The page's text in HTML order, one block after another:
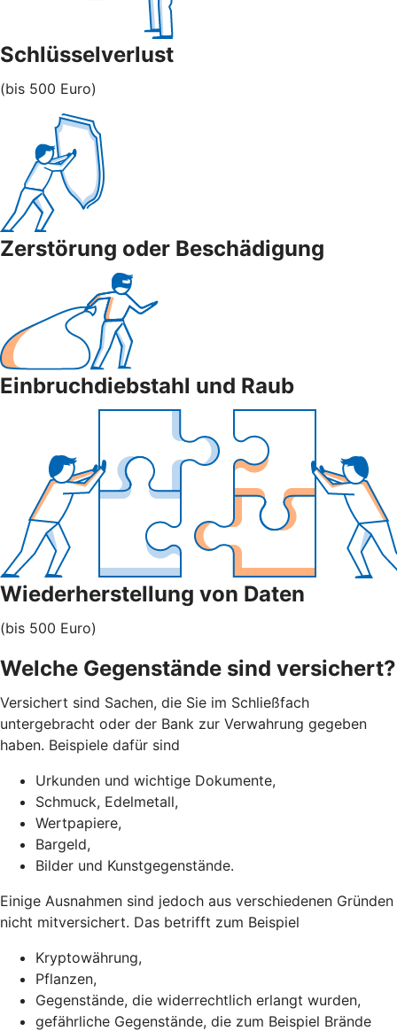
Schlüsselverlust
(bis 500 Euro)
Zerstörung oder Beschädigung
Einbruchdiebstahl und Raub
Wiederherstellung von Daten
(bis 500 Euro)
Welche Gegenstände sind versichert?
Versichert sind Sachen, die Sie im Schließfach
untergebracht oder der Bank zur Verwahrung gegeben
haben. Beispiele dafür sind
Urkunden und wichtige Dokumente,
Schmuck, Edelmetall,
Wertpapiere,
Bargeld,
Bilder und Kunstgegenstände.
Einige Ausnahmen sind jedoch aus verschiedenen Gründen
nicht mitversichert. Das betrifft zum Beispiel
Kryptowährung,
Pflanzen,
Gegenstände, die widerrechtlich erlangt wurden,
gefährliche Gegenstände, die zum Beispiel Brände